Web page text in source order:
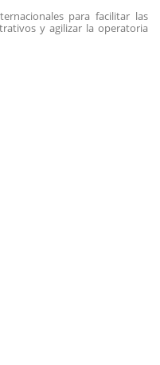
para facilitar las
y agilizar la operatoria